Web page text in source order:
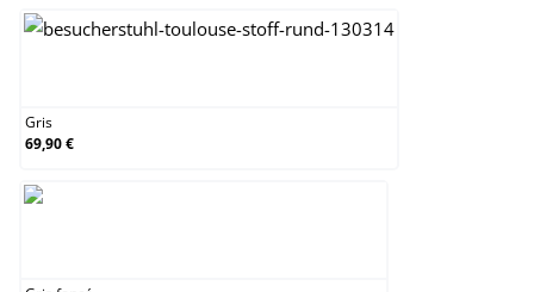
Gris
69,90 €